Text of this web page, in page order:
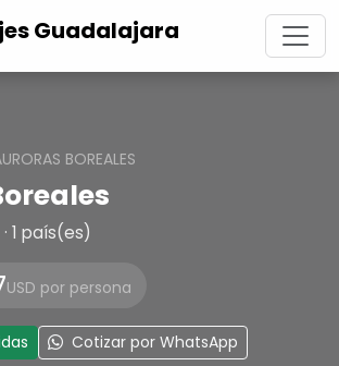
BOREALES
1 país(es)
USD por persona
Cotizar por WhatsApp